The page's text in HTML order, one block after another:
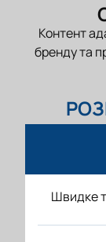
Контент
бренду та
Швидке